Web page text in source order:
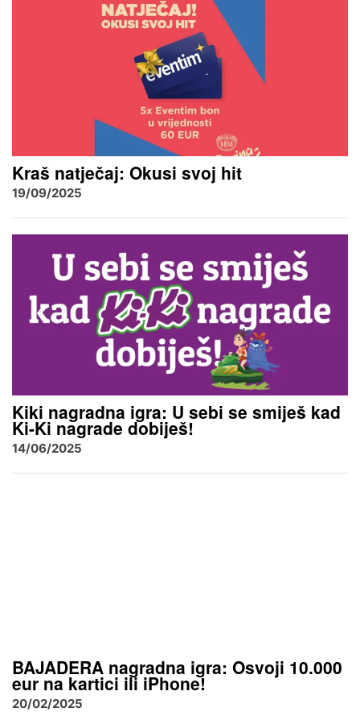
Kraš natječaj: Okusi svoj hit
19/09/2025
Kiki nagradna igra: U sebi se smiješ kad
Ki-Ki nagrade dobiješ!
14/06/2025
BAJADERA nagradna igra: Osvoji 10.000
eur na kartici ili iPhone!
20/02/2025